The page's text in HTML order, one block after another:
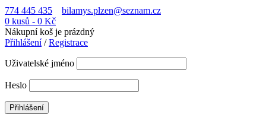
774 445 435
bilamys.plzen@seznam.cz
0 kusů - 0 Kč
Nákupní koš je prázdný
Přihlášení/Registrace
Uživatelské jméno
Heslo